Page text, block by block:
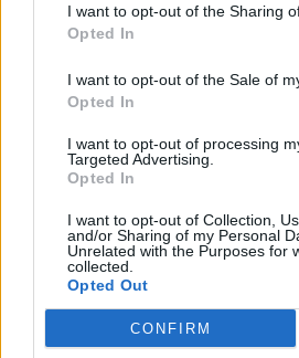
I want to opt-out of the Sharing
Opted In
I want to opt-out of the Sale of
Opted In
I want to opt-out of processing
Targeted Advertising.
Opted In
I want to opt-out of Collection,
and/or Sharing of my Personal
Unrelated with the Purposes for
collected.
Opted Out
CONFIRM
Wojsko